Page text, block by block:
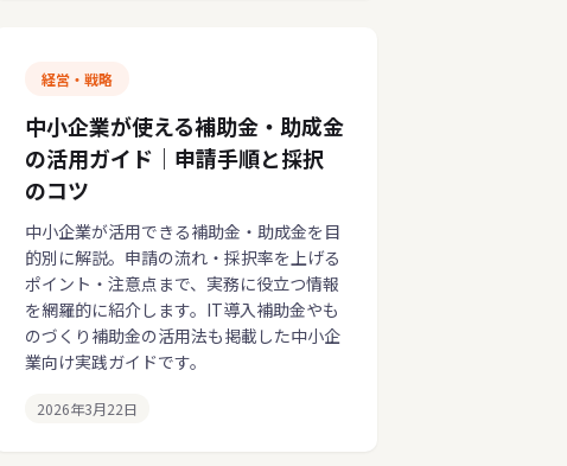
経営・戦略
中小企業が使える補助金・助成金
の活用ガイド｜申請手順と採択
のコツ
中小企業が活用できる補助金・助成金を目
的別に解説。申請の流れ・採択率を上げる
ポイント・注意点まで、実務に役立つ情報
を網羅的に紹介します。IT導入補助金やも
のづくり補助金の活用法も掲載した中小企
業向け実践ガイドです。
2026年3月22日